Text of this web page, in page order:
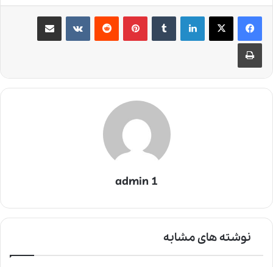
لینکدین ‫تامبلر ‫پین‌ترست‫رددیت ‫VKontakteاشتراک گذاری از طریق ایمیل
چاپ
admin 1
نوشته های مشابه